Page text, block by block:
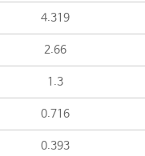
4.319
2.66
1.3
0.716
0.393